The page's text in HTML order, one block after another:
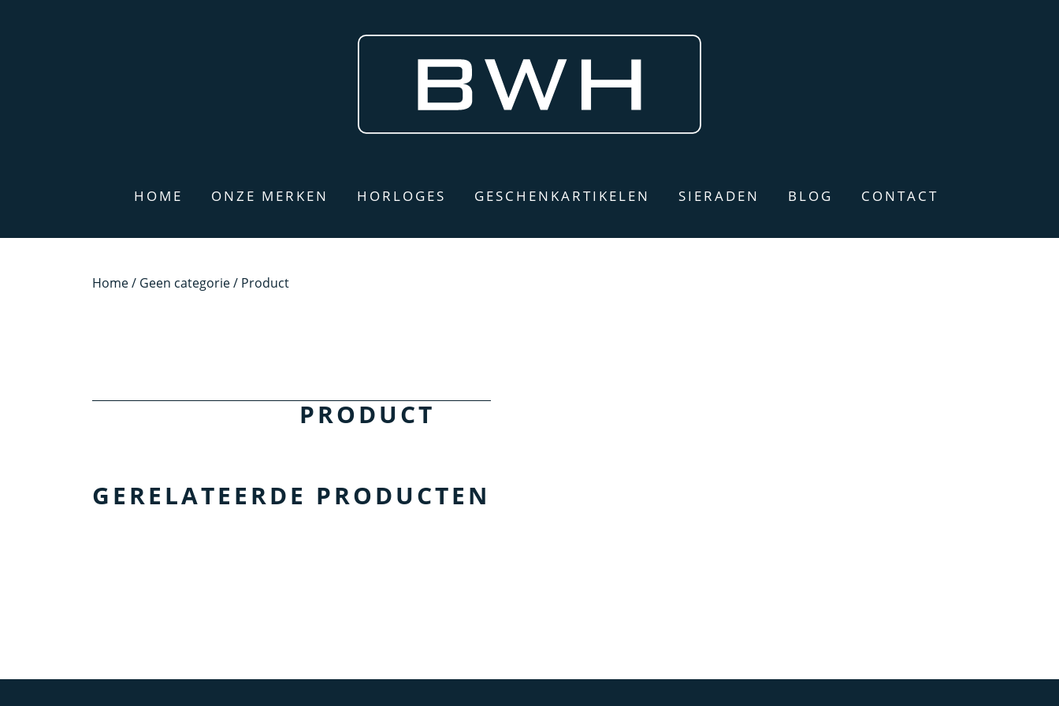
HOME ONZE MERKEN HORLOGES GESCHENKARTIKELEN SIERADEN BLOG CONTACT
Home/ Geen categorie/ Product
PRODUCT
GERELATEERDE PRODUCTEN